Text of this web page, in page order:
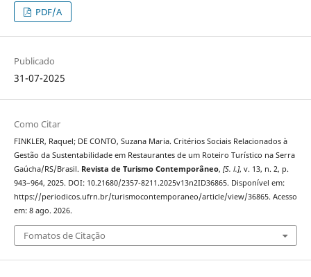
PDF/A
Publicado
31-07-2025
Como Citar
FINKLER, Raquel; DE CONTO, Suzana Maria. Critérios Sociais Relacionados à
Gestão da Sustentabilidade em Restaurantes de um Roteiro Turístico na Serra
Gaúcha/RS/Brasil. Revista de Turismo Contemporâneo, [S. l.], v. 13, n. 2, p.
943–964, 2025. DOI: 10.21680/2357-8211.2025v13n2ID36865. Disponível em:
https://periodicos.ufrn.br/turismocontemporaneo/article/view/36865. Acesso
em: 8 ago. 2026.
Fomatos de Citação